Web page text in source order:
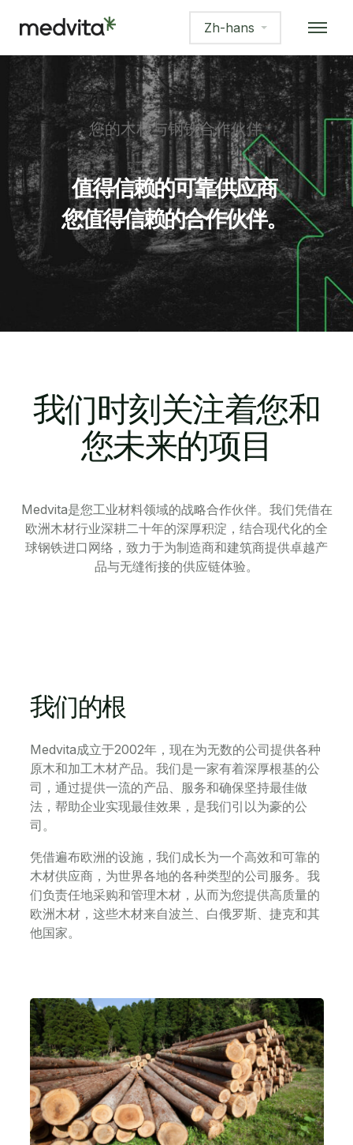
Zh-hans
您的木材与钢铁合作伙伴
值得信赖的可靠供应商
您值得信赖的合作伙伴。
我们时刻关注着您和
您未来的项目
Medvita是您工业材料领域的战略合作伙伴。我们凭借在
欧洲木材行业深耕二十年的深厚积淀，结合现代化的全
球钢铁进口网络，致力于为制造商和建筑商提供卓越产
品与无缝衔接的供应链体验。
我们的根
Medvita成立于2002年，现在为无数的公司提供各种
原木和加工木材产品。我们是一家有着深厚根基的公
司，通过提供一流的产品、服务和确保坚持最佳做
法，帮助企业实现最佳效果，是我们引以为豪的公
司。
凭借遍布欧洲的设施，我们成长为一个高效和可靠的
木材供应商，为世界各地的各种类型的公司服务。我
们负责任地采购和管理木材，从而为您提供高质量的
欧洲木材，这些木材来自波兰、白俄罗斯、捷克和其
他国家。